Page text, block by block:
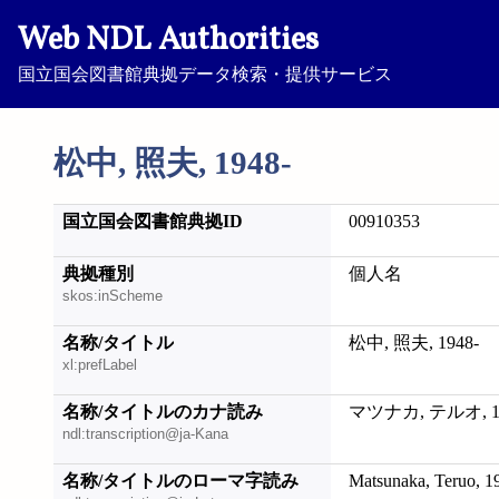
Web NDL Authorities
国立国会図書館典拠データ検索・提供サービス
松中, 照夫, 1948-
国立国会図書館典拠ID 00910353
典拠種別
skos:inScheme
個人名
名称/タイトル
xl:prefLabel
松中, 照夫, 1948-
名称/タイトルのカナ読み
ndl:transcription@ja-Kana
マツナカ, テルオ,
名称/タイトルのローマ字読み Matsunaka, Teruo,